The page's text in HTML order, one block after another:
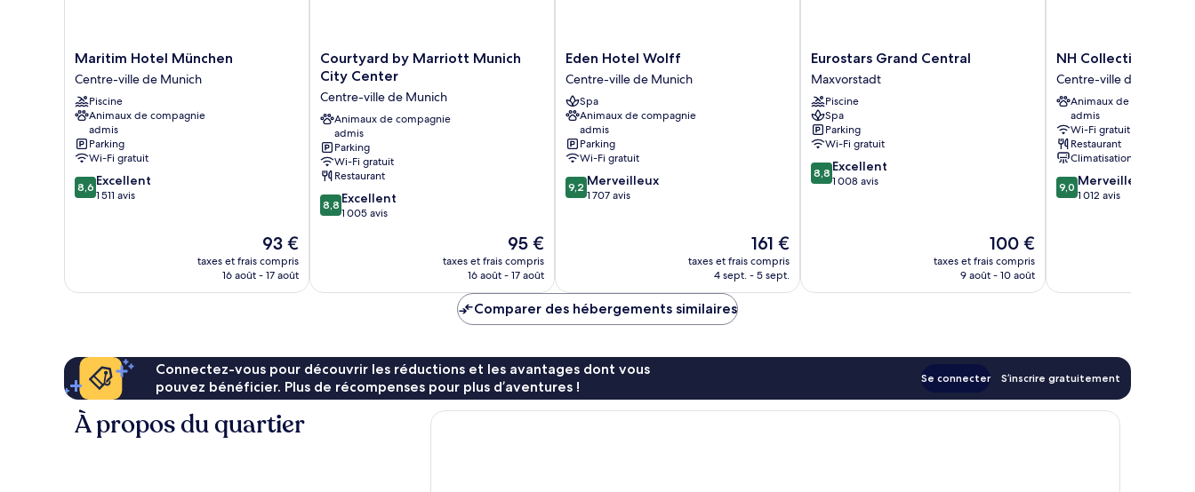
canapé-
lit
Maritim
Hotel
München
Centre-
ville
de
Munich
Maritim Hotel München
Centre-ville de Munich
Piscine
Animaux de compagnie
admis
Parking
Wi-Fi gratuit
8.6
sur
8,6 Excellent
1 511 avis
Le
nouveau
prix
93 €
taxes et frais compris
16 août - 17 août
Courtyard
by
Marriott
Munich
City
Center
Centre-
ville
de
Munich
Courtyard by Marriott Munich
City Center
Centre-ville de Munich
Animaux de compagnie
admis
Parking
Wi-Fi gratuit
Restaurant
8.8
sur
8,8 Excellent
1 005 avis
Le
nouveau
prix
de
95 €
95 €
taxes et frais compris
16 août - 17 août
Eden
Hotel
Wolff
Centre-
ville
de
Munich
Eden Hotel Wolff
Centre-ville de Munich
Spa
Animaux de compagnie
admis
Parking
Wi-Fi gratuit
9.2
sur
9,2 Merveilleux
1 707 avis
Le
nouveau
prix
161 €
taxes et frais compris
4 sept. - 5 sept.
Eurostars
Grand
Central
Maxvorstadt
Eurostars Grand Central
Maxvorstadt
Piscine
Spa
Parking
Wi-Fi gratuit
8.8
sur
8,8 Excellent
1 008 avis
Le
nouveau
prix
100 €
taxes et frais compris
9 août - 10 août
NH
Collection
München
Bavaria
Centre-
ville
de
Munich
NH Collection
Centre-ville de Munich
Animaux de compagnie
admis
Wi-Fi gratuit
Restaurant
Climatisation
9.0
sur
9,0 Merveilleux
1 012 avis
Comparer des hébergements similaires
Connectez-vous pour découvrir les réductions et les avantages dont vous
pouvez bénéficier. Plus de récompenses pour plus d’aventures !
Se connecter S’inscrire gratuitement
À propos du quartier